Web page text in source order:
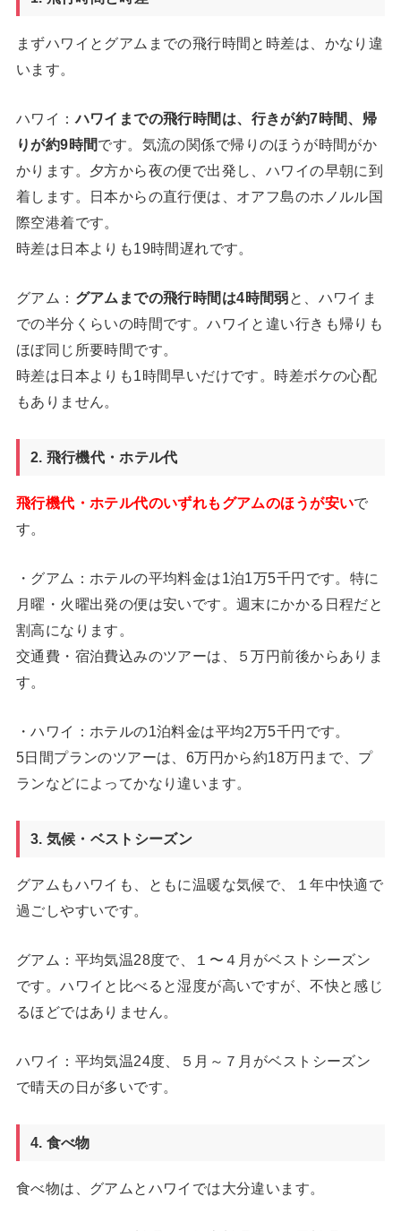
まずハワイとグアムまでの飛行時間と時差は、かなり違
います。
ハワイ：ハワイまでの飛行時間は、行きが約7時間、帰
りが約9時間です。気流の関係で帰りのほうが時間がか
かります。夕方から夜の便で出発し、ハワイの早朝に到
着します。日本からの直行便は、オアフ島のホノルル国
際空港着です。
時差は日本よりも19時間遅れです。
グアム： グアムまでの飛行時間は4時間弱と、ハワイま
での半分くらいの時間です。ハワイと違い行きも帰りも
ほぼ同じ所要時間です。
時差は日本よりも1時間早いだけです。時差ボケの心配
もありません。
2. 飛行機代・ホテル代
飛行機代・ホテル代のいずれもグアムのほうが安いで
す。
・グアム：ホテルの平均料金は1泊1万5千円です。特に
月曜・火曜出発の便は安いです。週末にかかる日程だと
割高になります。
交通費・宿泊費込みのツアーは、５万円前後からありま
す。
・ハワイ：ホテルの1泊料金は平均2万5千円です。
5日間プランのツアーは、6万円から約18万円まで、プ
ランなどによってかなり違います。
3. 気候・ベストシーズン
グアムもハワイも、ともに温暖な気候で、１年中快適で
過ごしやすいです。
グアム：平均気温28度で、１〜４月がベストシーズン
です。ハワイと比べると湿度が高いですが、不快と感じ
るほどではありません。
ハワイ：平均気温24度、５月～７月がベストシーズン
で晴天の日が多いです。
4. 食べ物
食べ物は、グアムとハワイでは大分違います。